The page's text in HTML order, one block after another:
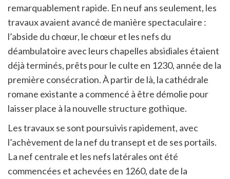
remarquablement rapide. En neuf ans seulement, les
travaux avaient avancé de manière spectaculaire :
l’abside du chœur, le chœur et les nefs du
déambulatoire avec leurs chapelles absidiales étaient
déjà terminés, prêts pour le culte en 1230, année de la
première consécration. À partir de là, la cathédrale
romane existante a commencé à être démolie pour
laisser place à la nouvelle structure gothique.
Les travaux se sont poursuivis rapidement, avec
l’achèvement de la nef du transept et de ses portails.
La nef centrale et les nefs latérales ont été
commencées et achevées en 1260, date de la